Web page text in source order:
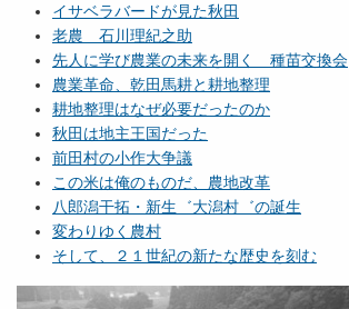
イサベラバードが見た秋田
老農 石川理紀之助
先人に学び農業の未来を開く 種苗交換会
農業革命、乾田馬耕と耕地整理
耕地整理はなぜ必要だったのか
秋田は地主王国だった
前田村の小作大争議
この米は俺のものだ、農地改革
八郎潟干拓・新生゛大潟村゛の誕生
変わりゆく農村
そして、２１世紀の新たな歴史を刻む